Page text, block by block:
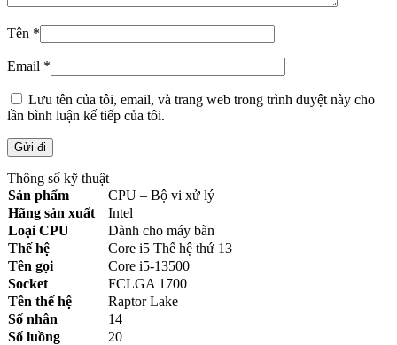
Tên *
Email *
Lưu tên của tôi, email, và trang web trong trình duyệt này cho
lần bình luận kế tiếp của tôi.
Thông số kỹ thuật
Sản phẩm
CPU – Bộ vi xử lý
Hãng sản xuất
Intel
Loại CPU
Dành cho máy bàn
Thế hệ
Core i5 Thế hệ thứ 13
Tên gọi
Core i5-13500
Socket
FCLGA 1700
Tên thế hệ
Raptor Lake
Số nhân
14
Số luồng
20